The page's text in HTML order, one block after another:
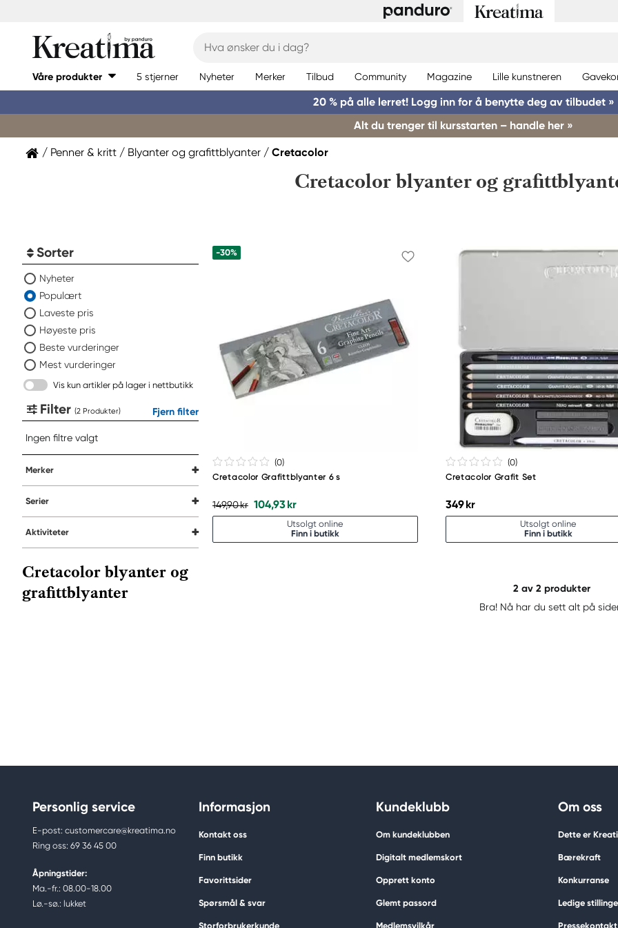
Våre produkter 5 stjerner Nyheter Merker Tilbud Community Magazine Lille kunstneren
20 % på alle lerret! Logg inn for å benytte deg av tilbudet »
Alt du trenger til kursstarten – handle her »
Penner & kritt Blyanter og grafittblyanter Cretacolor
Cretacolor blyanter og
Sorter
Nyheter
Populært
Laveste pris
Høyeste pris
Beste vurderinger
Mest vurderinger
Vis kun artikler på lager i nettbutikk
Filter ( Produkter) Fjern filter
Ingen filtre valgt
Merker
Serier
Aktiviteter
Cretacolor blyanter og
grafittblyanter
-30%
(0)
Cretacolor Grafittblyanter 6 s
149,90 kr 104,93 kr
Utsolgt online
Finn i butikk
(0)
Cretacolor Grafit Set
349 kr
Utsolgt online
Finn i butikk
2 av 2 produkter
Bra! Nå har du sett alt på
Personlig service
E-post: customercare@kreatima.no
Ring oss: 69 36 45 00
Åpningstider:
Ma.-fr.: 08.00-18.00
Lø.-sø.: lukket
Informasjon
Kontakt oss
Finn butikk
Favorittsider
Spørsmål & svar
Storforbrukerkunde
Kundeklubb
Om kundeklubben
Digitalt medlemskort
Opprett konto
Glemt passord
Medlemsvilkår
Om oss
Dette er
Bærekraft
Konkurranse
Ledige
Pressekontakt